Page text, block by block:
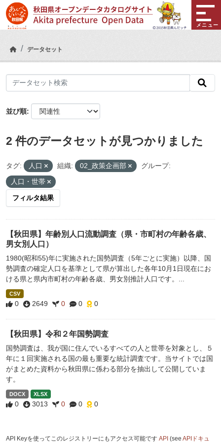
Skip to main content
メニュー
データセット
並び順
2 件のデータセットが見つかりました
タグ: 人口 組織: 02_政策企画部
グループ:
人口・世帯
フィルタ結果
【秋田県】年齢別人口流動調査（県・市町村の年齢各歳、
男女別人口）
1980(昭和55)年に実施された国勢調査（5年ごとに実施）以降、国
勢調査の確定人口を基準として県が算出した各年10月1日現在にお
ける県と県内市町村の年齢各歳、男女別推計人口です。...
CSV
0 2649 0 0 0
【秋田県】令和２年国勢調査
国勢調査は、我が国に住んでいるすべての人と世帯を対象とし、５
年に１回実施される国の最も重要な統計調査です。当サイトでは国
がまとめた資料から秋田県に係わる部分を抽出して公開していま
す。
DOCX XLSX
0 3013 0 0 0
API Keyを使ってこのレジストリーにもアクセス可能です API (see APIドキュ